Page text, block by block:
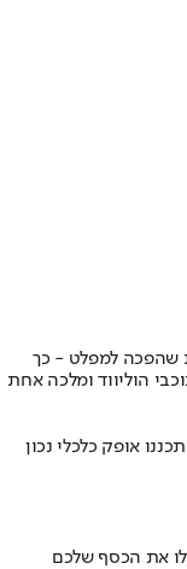
שהפכה למפלט - כך
הוליווד ומלכה אחת
אופק כלכלי נכון
את הכסף שלכם